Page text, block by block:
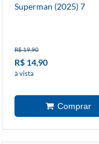
Superman (2025) 7
R$ 19,90
R$ 14,90
à vista